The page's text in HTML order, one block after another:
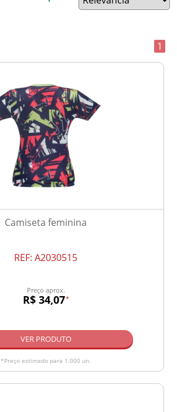
1
Camiseta feminina
REF: A2030515
Preço aprox.
R$ 34,07*
VER PRODUTO
*Preço estimado para 1.000 un.